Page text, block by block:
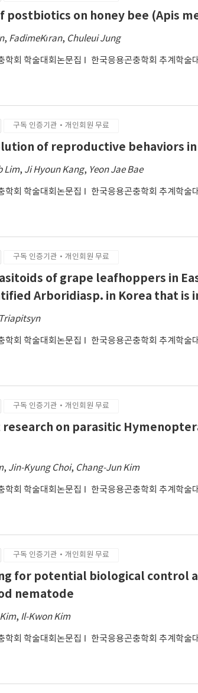
postbiotics on honey bee (Apis
, FadimeKıran, Chuleui Jung
학회 학술대회논문집 한국응용곤충학회 추계학술
구독 인증기관·개인회원 무료
of reproductive behaviors
Lim, Ji Hyoun Kang, Yeon Jae Bae
학회 학술대회논문집 한국응용곤충학회 추계학술
구독 인증기관·개인회원 무료
of grape leafhoppers in
Arboridiasp. in Korea that is
학회 학술대회논문집 한국응용곤충학회 추계학술
구독 인증기관·개인회원 무료
on parasitic
, Jin-Kyung Choi, Chang-Jun Kim
학회 학술대회논문집 한국응용곤충학회 추계학술
구독 인증기관·개인회원 무료
for potential biological control
nematode
, Il-Kwon Kim
학회 학술대회논문집 한국응용곤충학회 추계학술